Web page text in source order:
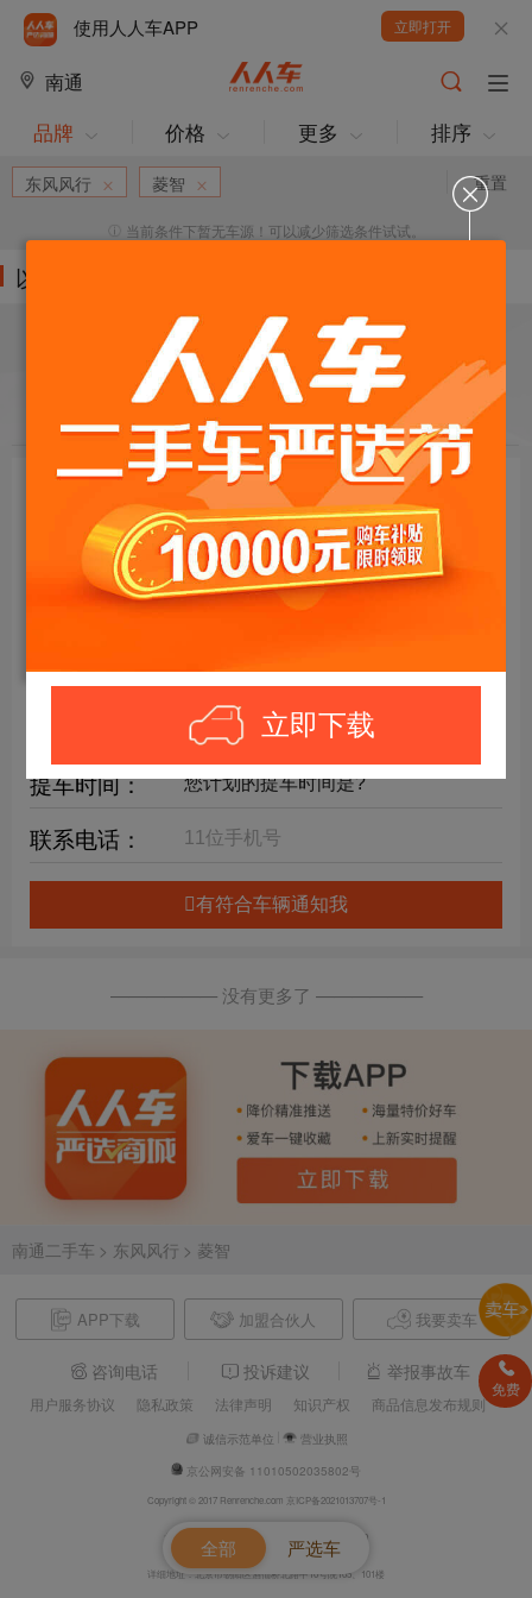
使用人人车APP 立即打开
南通
立即下载
品牌 价格 更多 排序
重置
东风风行 菱智
当前条件下暂无车源！可以减少筛选条件试试。
以下车源的筛选条件为:
目标车辆： 请选择欲购车辆
年限要求：
购车预算：
详细要求：
提车时间：
联系电话：
有符合车辆通知我
—————— 没有更多了 ——————
南通二手车 > 东风风行 > 菱智
APP下载 加盟合伙人 我要卖车
咨询电话 投诉建议 举报事故车
用户服务协议 隐私政策 法律声明 知识产权 商品信息发布规则
诚信示范单位
营业执照
京公网安备 11010502035802号
Copyright © 2017 Renrenche.com 京ICP备2021013707号-1
北京车欢欢信息技术有限公司 电话：4008610500
详细地址：北京市朝阳区酒仙桥北路甲10号院105、101楼
全部 严选车
免费